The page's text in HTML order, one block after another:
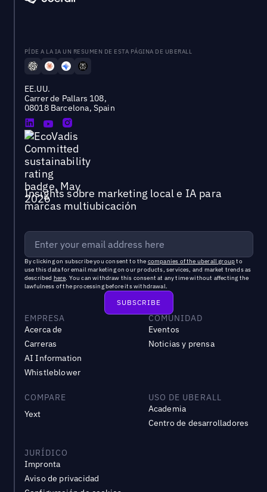
PÍDE A LA IA UN RESUMEN DE ESTA PÁGINA DE UBERALL
EE.UU.
Carrer de Pallars 108,
08018 Barcelona, Spain
Insights sobre marketing local e IA para
marcas multiubicación
By clicking on subscribe you consent to the companies of the uberall groupto
use this data for email marketing on our products, services, and market trends as
described here. You can withdraw this consent at any time without affecting the
lawfulness of the processing before its withdrawal.
EMPRESA
Acerca de
Carreras
AI Information
Whistleblower
COMUNIDAD
Eventos
Noticias y prensa
COMPARE
Yext
USO DE UBERALL
Academia
Centro de desarrolladores
JURÍDICO
Impronta
Aviso de privacidad